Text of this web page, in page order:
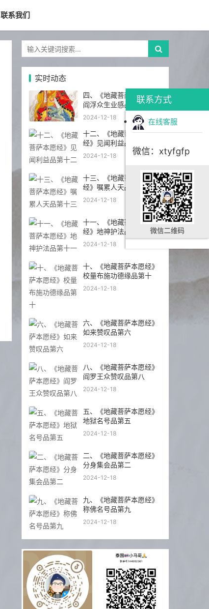
联系我们
实时动态
四、《地藏菩萨本愿经》
阎浮众生业感品第四
2024-12-18
十二、《地藏菩萨本愿
经》见闻利益品第十二
2024-12-18
十三、《地藏菩萨本愿
经》嘱累人天品第十三
2024-12-18
十一、《地藏菩萨本愿
经》地神护法品第十一
2024-12-18
十、《地藏菩萨本愿经》
校量布施功德缘品第十
2024-12-18
六、《地藏菩萨本愿经》
如来赞叹品第六
2024-12-18
八、《地藏菩萨本愿经》
阎罗王众赞叹品第八
2024-12-18
五、《地藏菩萨本愿经》
地狱名号品第五
2024-12-18
二、《地藏菩萨本愿经》
分身集会品第二
2024-12-18
九、《地藏菩萨本愿经》
称佛名号品第九
2024-12-18
联系方式
在线客服
微信：xtyfgfp
微信二维码